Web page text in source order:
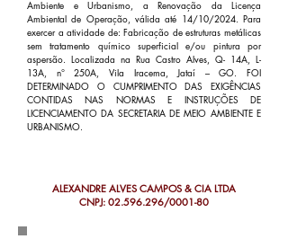
Ambiente e Urbanismo, a Renovação da Licença
Ambiental de Operação, válida até 14/10/2024. Para
exercer a atividade de: Fabricação de estruturas metálicas
sem tratamento químico superficial e/ou pintura por
aspersão. Localizada na Rua Castro Alves, Q- 14A, L-
13A, n° 250A, Vila Iracema, Jataí – GO. FOI
DETERMINADO O CUMPRIMENTO DAS EXIGÊNCIAS
CONTIDAS NAS NORMAS E INSTRUÇÕES DE
LICENCIAMENTO DA SECRETARIA DE MEIO AMBIENTE E
URBANISMO.
ALEXANDRE ALVES CAMPOS & CIA LTDA
CNPJ: 02.596.296/0001-80